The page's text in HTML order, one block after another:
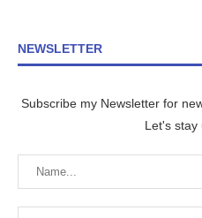
NEWSLETTER
Subscribe my Newsletter for
Let's stay